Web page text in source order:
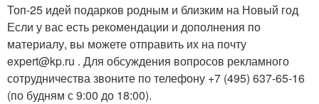
Топ-25 идей подарков родным и близким на Новый год
Если у вас есть рекомендации и дополнения по
материалу, вы можете отправить их на почту
expert@kp.ru . Для обсуждения вопросов рекламного
сотрудничества звоните по телефону +7 (495) 637-65-16
(по будням с 9:00 до 18:00).